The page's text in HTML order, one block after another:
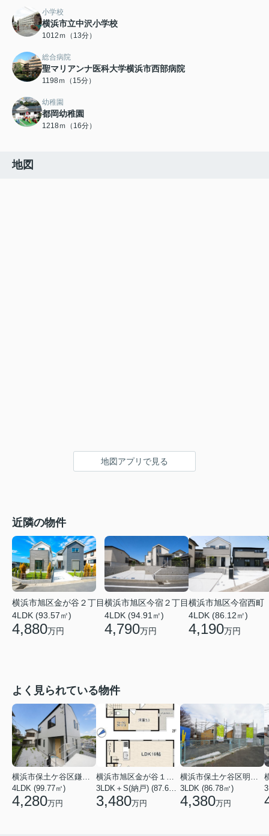
小学校
横浜市立中沢小学校
1012ｍ（13分）
総合病院
聖マリアンナ医科大学横浜市西部病院
1198ｍ（15分）
幼稚園
都岡幼稚園
1218ｍ（16分）
地図
地図アプリで見る
近隣の物件
横浜市旭区金が谷２丁目
4LDK (93.57㎡)
4,880万円
横浜市旭区今宿２丁目
4LDK (94.91㎡)
4,790万円
横浜市旭区今宿西町
4LDK (86.12㎡)
4,190万円
よく見られている物件
横浜市保土ケ谷区鎌谷町
4LDK (99.77㎡)
4,280万円
横浜市旭区金が谷１丁目
3LDK＋S(納戸) (87.61㎡)
3,480万円
横浜市保土ケ谷区明神台
3LDK (86.78㎡)
4,380万円